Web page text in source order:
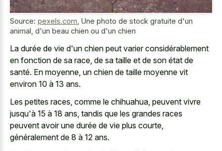
Source: pexels.com Une photo de stock gratuite d'un
animal, d'un beau chien ou d'un chien
La durée de vie d'un chien peut varier considérablement
en fonction de sa race, de sa taille et de son état de
santé. En moyenne, un chien de taille moyenne vit
environ 10 à 13 ans.
Les petites races, comme le chihuahua, peuvent vivre
jusqu'à 15 à 18 ans, tandis que les grandes races
peuvent avoir une durée de vie plus courte,
généralement de 8 à 12 ans.